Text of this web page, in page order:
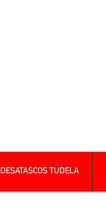
DESATASCOS TUDELA